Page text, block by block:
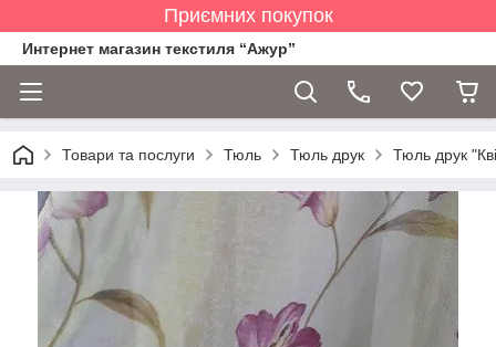
Приємних покупок
Интернет магазин текстиля “Ажур”
Товари та послуги Тюль Тюль друк Тюль друк